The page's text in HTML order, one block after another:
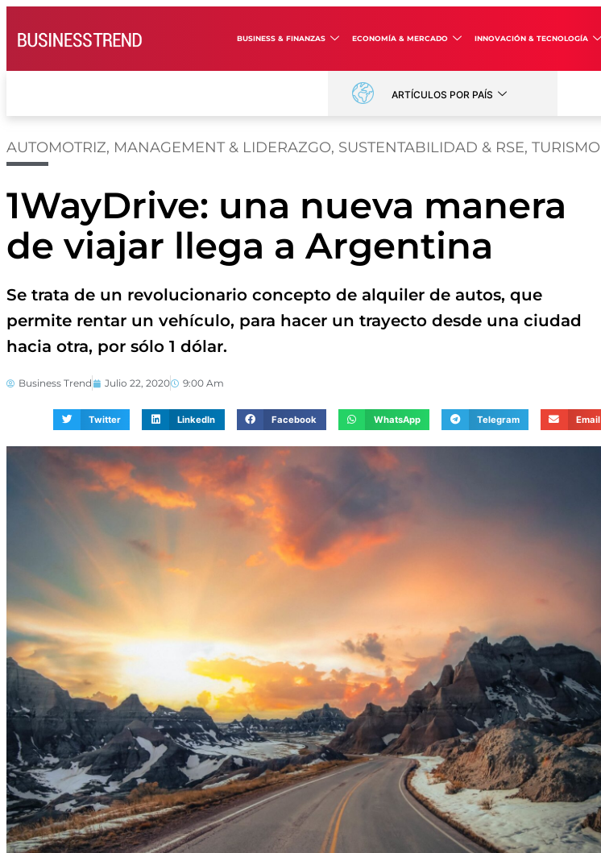
BUSINESS & FINANZAS ECONOMÍA & MERCADO INNOVACIÓN & TECNOLOGÍA
ARTÍCULOS POR PAÍS
AUTOMOTRIZ, MANAGEMENT & LIDERAZGO, SUSTENTABILIDAD & RSE, TURISMO
1WayDrive: una nueva manera
de viajar llega a Argentina
Se trata de un revolucionario concepto de alquiler de autos, que
permite rentar un vehículo, para hacer un trayecto desde una ciudad
hacia otra, por sólo 1 dólar.
Business Trend Julio 22, 2020 9:00 Am
Twitter LinkedIn Facebook WhatsApp Telegram Email